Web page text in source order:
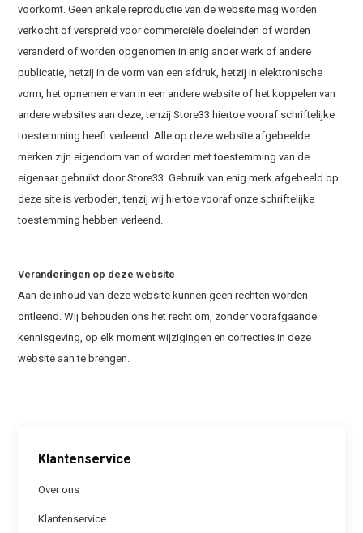
Klantenservice
Over ons
Klantenservice
voorkomt. Geen enkele reproductie van de website mag worden
verkocht of verspreid voor commerciële doeleinden of worden
veranderd of worden opgenomen in enig ander werk of andere
publicatie, hetzij in de vorm van een afdruk, hetzij in elektronische
vorm, het opnemen ervan in een andere website of het koppelen van
andere websites aan deze, tenzij Store33 hiertoe vooraf schriftelijke
toestemming heeft verleend. Alle op deze website afgebeelde
merken zijn eigendom van of worden met toestemming van de
eigenaar gebruikt door Store33. Gebruik van enig merk afgebeeld op
deze site is verboden, tenzij wij hiertoe vooraf onze schriftelijke
toestemming hebben verleend.
Veranderingen op deze website
Aan de inhoud van deze website kunnen geen rechten worden
ontleend. Wij behouden ons het recht om, zonder voorafgaande
kennisgeving, op elk moment wijzigingen en correcties in deze
website aan te brengen.